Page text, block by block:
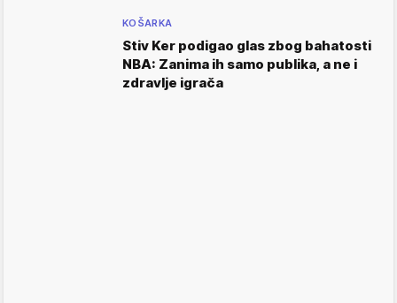
KOŠARKA
Stiv Ker podigao glas zbog bahatosti
NBA: Zanima ih samo publika, a ne i
zdravlje igrača